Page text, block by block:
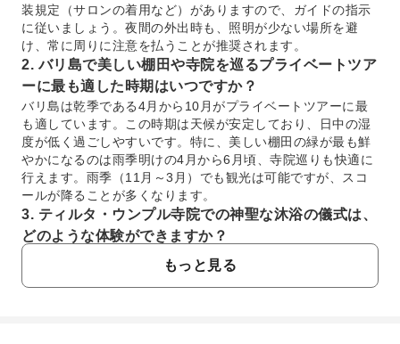
装規定（サロンの着用など）がありますので、ガイドの指示
に従いましょう。夜間の外出時も、照明が少ない場所を避
け、常に周りに注意を払うことが推奨されます。
2. バリ島で美しい棚田や寺院を巡るプライベートツア
ーに最も適した時期はいつですか？
バリ島は乾季である4月から10月がプライベートツアーに最
も適しています。この時期は天候が安定しており、日中の湿
度が低く過ごしやすいです。特に、美しい棚田の緑が最も鮮
やかになるのは雨季明けの4月から6月頃、寺院巡りも快適に
行えます。雨季（11月～3月）でも観光は可能ですが、スコ
ールが降ることが多くなります。
3. ティルタ・ウンプル寺院での神聖な沐浴の儀式は、
どのような体験ができますか？
ティルタ・ウンプル寺院での沐浴は、バリ・ヒンドゥー教徒
にとって心身の浄化と厄除けを願う重要な儀式です。訪問者
は、湧き水が流れ出る聖なる泉で、特定の作法に従って順番
もっと見る